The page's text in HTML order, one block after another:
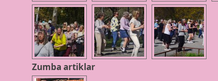
Zumba artiklar